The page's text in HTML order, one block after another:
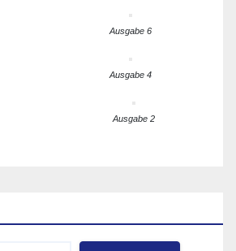
Ausgabe 6
Ausgabe 4
Ausgabe 2